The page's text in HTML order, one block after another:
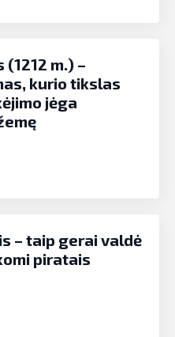
m.) –
kurio tikslas
jėga
– taip gerai valdė
piratais